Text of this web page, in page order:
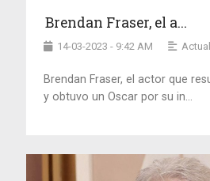
Brendan Fraser, el a...
14-03-2023 - 9:42 AM
Brendan Fraser, el actor que
y obtuvo un Oscar por su in...